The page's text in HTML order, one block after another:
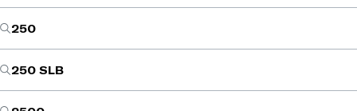
250
250 SLB